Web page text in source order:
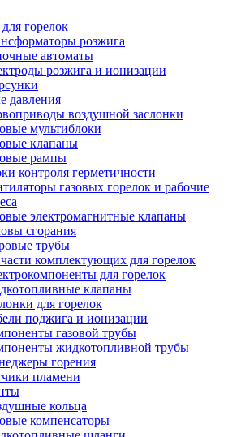
горелок
розжига
автоматы
розжига и ионизации
давления
воздушной заслонки
мультиблоки
клапаны
рампы
контроля герметичности
газовых горелок и рабочие
электромагнитные клапаны
сгорания
трубы
комплектующих для горелок
для горелок
клапаны
для горелок
поджига и ионизации
газовой трубы
жидкотопливной трубы
горения
пламени
кольца
компенсаторы